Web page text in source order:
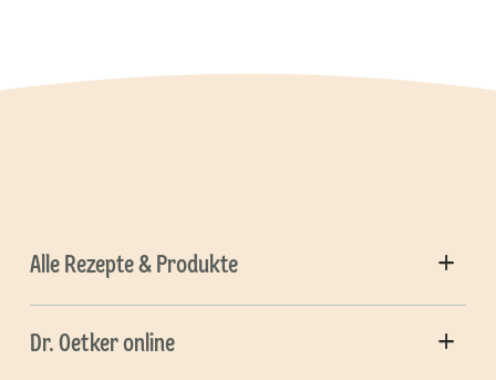
Alle Rezepte & Produkte
Dr. Oetker online